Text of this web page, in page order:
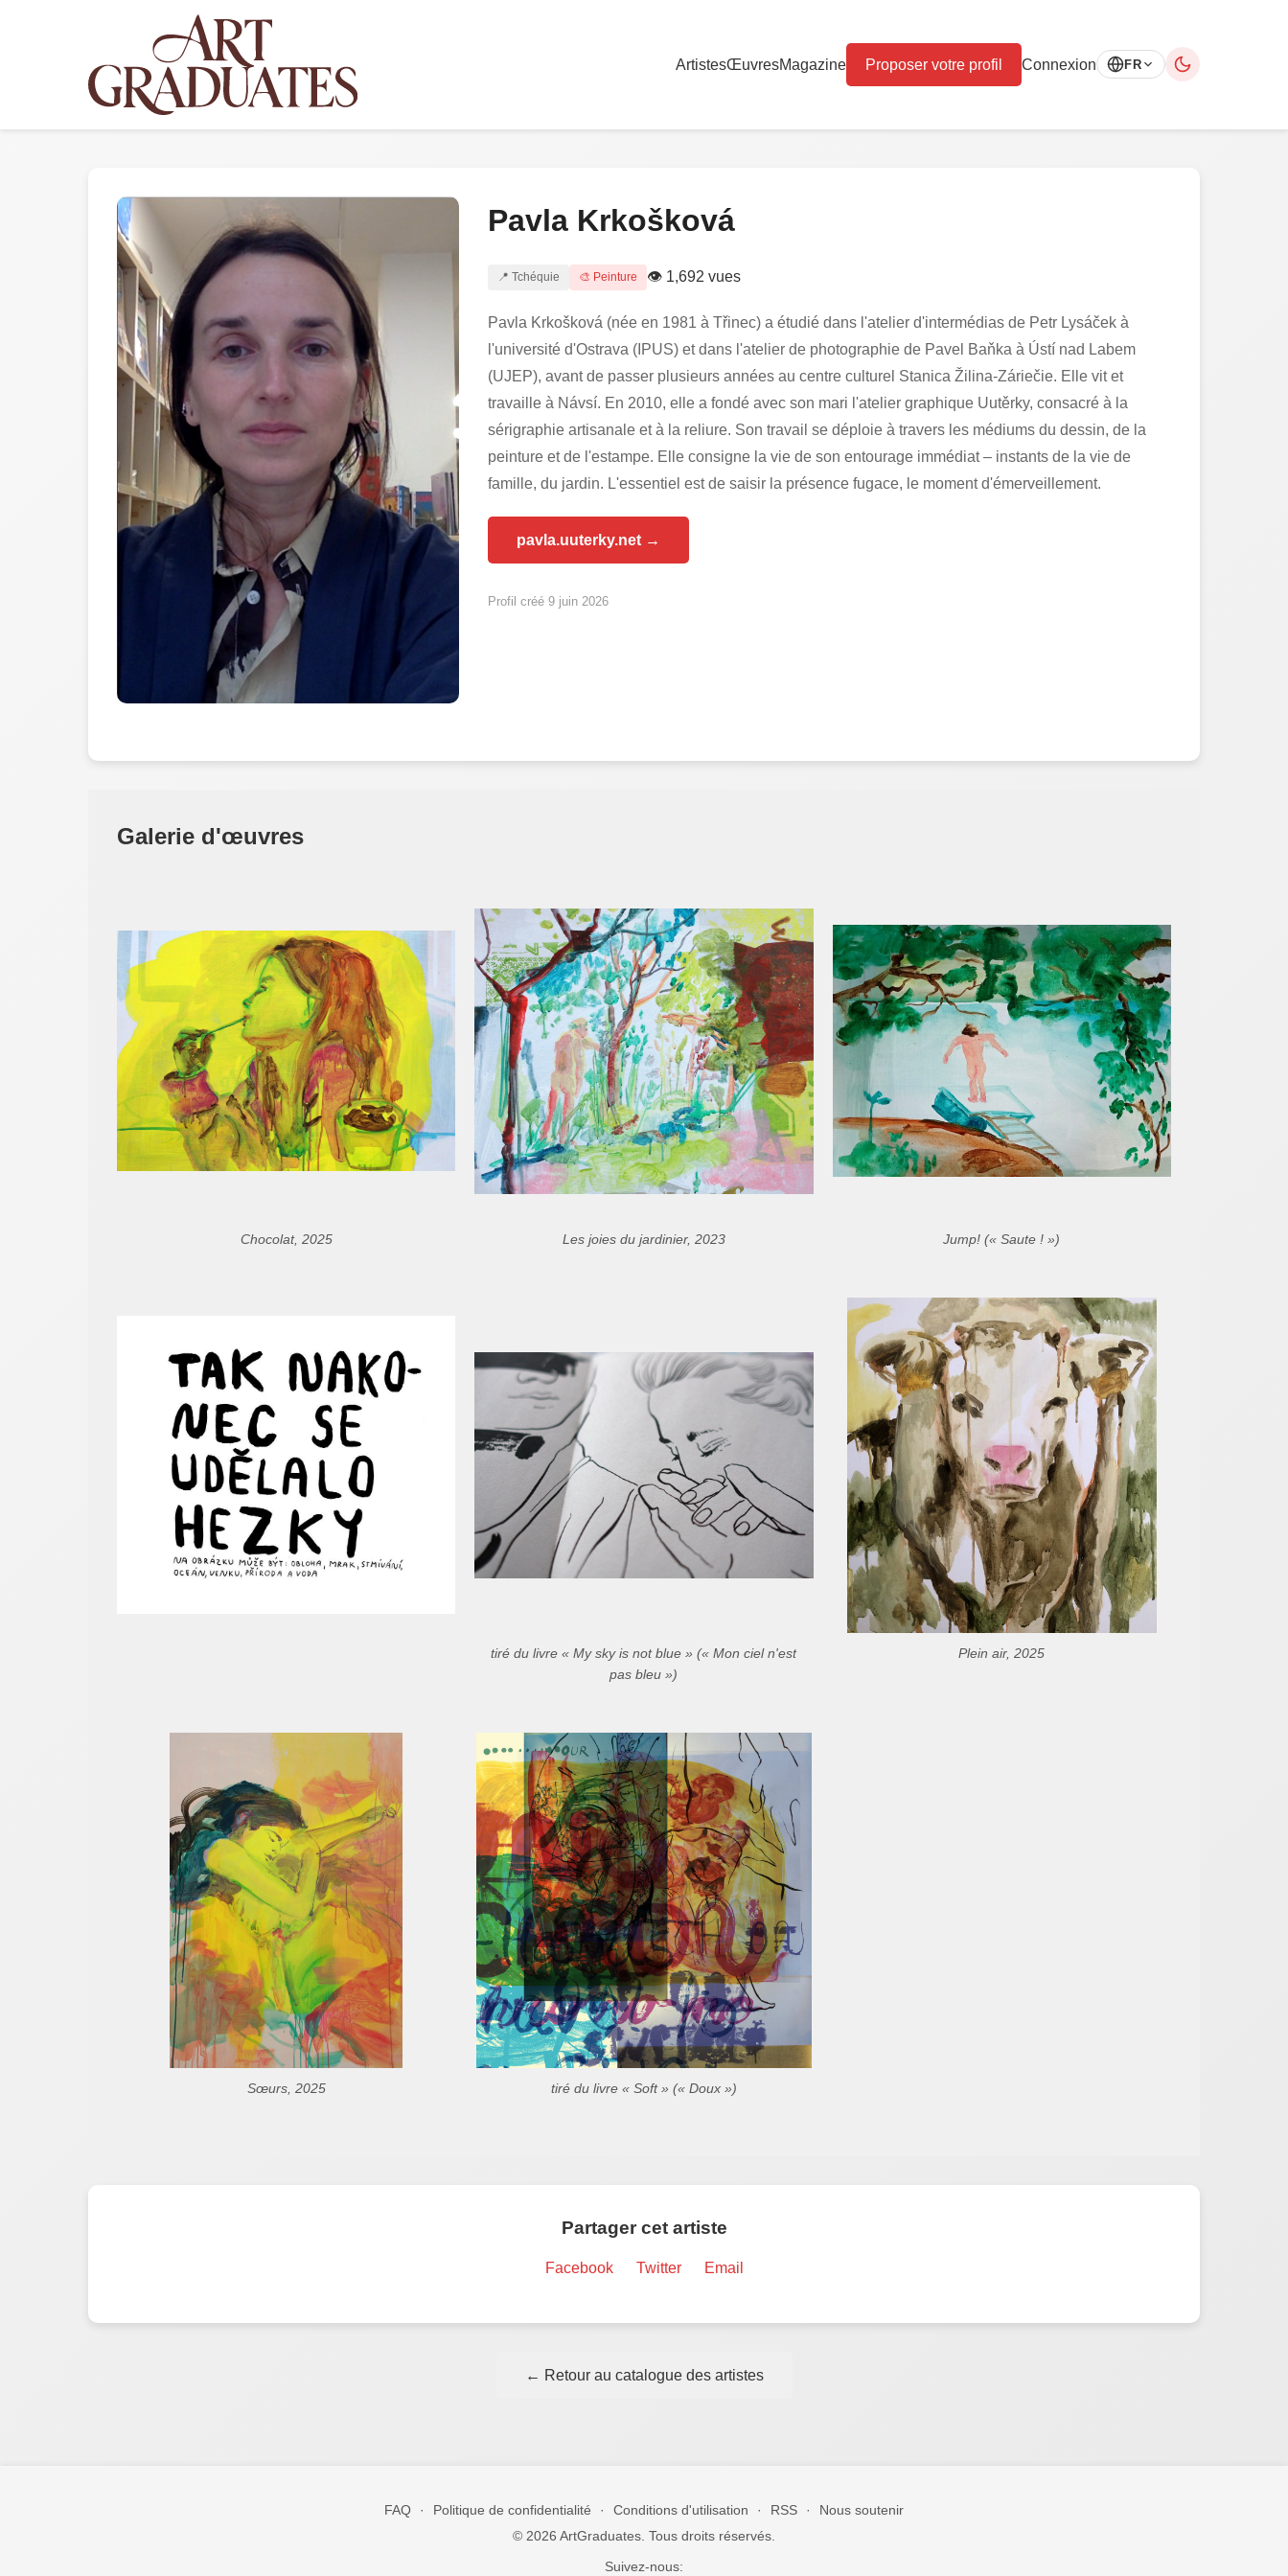
ArtistesŒuvresMagazine Proposer votre profil Connexion FR
Pavla Krkošková
📍 Tchéquie 🎨 Peinture 👁 1,692 vues
Pavla Krkošková (née en 1981 à Třinec) a étudié dans l'atelier d'intermédias de Petr Lysáček à
l'université d'Ostrava (IPUS) et dans l'atelier de photographie de Pavel Baňka à Ústí nad Labem
(UJEP), avant de passer plusieurs années au centre culturel Stanica Žilina-Záriečie. Elle vit et
travaille à Návsí. En 2010, elle a fondé avec son mari l'atelier graphique Uutěrky, consacré à la
sérigraphie artisanale et à la reliure. Son travail se déploie à travers les médiums du dessin, de la
peinture et de l'estampe. Elle consigne la vie de son entourage immédiat – instants de la vie de
famille, du jardin. L'essentiel est de saisir la présence fugace, le moment d'émerveillement.
pavla.uuterky.net →
Profil créé 9 juin 2026
Galerie d'œuvres
Chocolat, 2025 Les joies du jardinier, 2023 Jump! (« Saute ! »)
tiré du livre « My sky is not blue » (« Mon ciel n'est
pas bleu »)
Plein air, 2025
Sœurs, 2025 tiré du livre « Soft » (« Doux »)
Partager cet artiste
Facebook Twitter Email
← Retour au catalogue des artistes
FAQ · Politique de confidentialité · Conditions d'utilisation · RSS ·
Nous soutenir
© 2026 ArtGraduates. Tous droits réservés.
Suivez-nous: